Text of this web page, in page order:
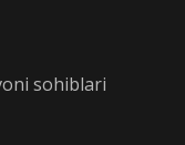
sohiblari